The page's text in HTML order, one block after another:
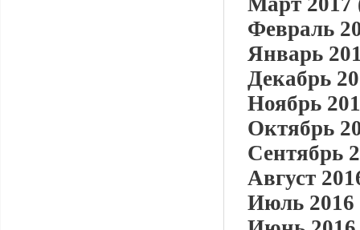
Февраль
Январь
Декабрь
Ноябрь
Октябрь
Сентябрь
Август
Июль 2016